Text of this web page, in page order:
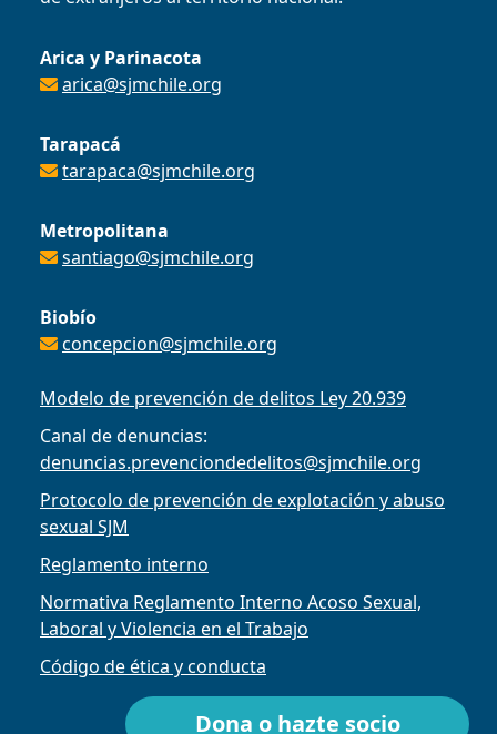
Dona o hazte socio
Arica y Parinacota
arica@sjmchile.org
Tarapacá
tarapaca@sjmchile.org
Metropolitana
santiago@sjmchile.org
Biobío
concepcion@sjmchile.org
Modelo de prevención de delitos Ley 20.939
Canal de denuncias:
denuncias.prevenciondedelitos@sjmchile.org
Protocolo de prevención de explotación y abuso
sexual SJM
Reglamento interno
Normativa Reglamento Interno Acoso Sexual,
Laboral y Violencia en el Trabajo
Código de ética y conducta